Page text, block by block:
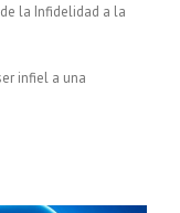
la Infidelidad a la
infiel a una